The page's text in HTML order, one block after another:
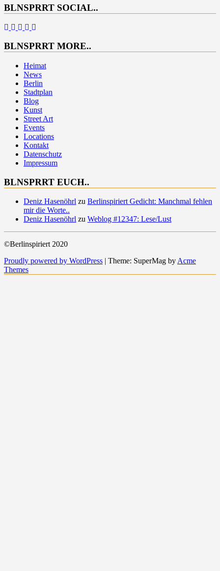
BLNSPRRT SOCIAL..
BLNSPRRT MORE..
Heimat
News
Berlin
Stadtplan
Blog
Kunst
Street Art
Events
Locations
Kontakt
Datenschutz
Impressum
BLNSPRRT EUCH..
Deniz Hasenöhrl zu Berlinspiriert Gedicht: Manchmal fehlen
mir die Worte..
Deniz Hasenöhrl zu Weblog #12347: Lese/Lust
©Berlinspiriert 2020
Proudly powered by WordPress | Theme: SuperMag by Acme
Themes